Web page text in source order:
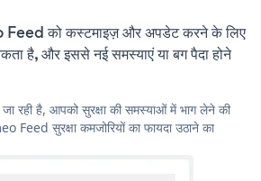
Feed को कस्टमाइज़ और अपडेट करने के लिए
है, और इससे नई समस्याएं या बग पैदा होने
रही है, आपको सुरक्षा की समस्याओं में भाग लेने की
Feed सुरक्षा कमजोरियों का फायदा उठाने का